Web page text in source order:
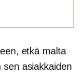
etkä malta
asiakkaiden